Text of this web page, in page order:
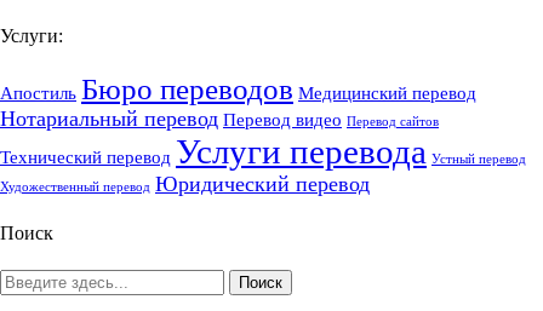
Услуги:
Апостиль Бюро переводов Медицинский перевод
Нотариальный перевод Перевод видео Перевод сайтов
Технический перевод Услуги перевода Устный перевод
Художественный перевод Юридический перевод
Поиск